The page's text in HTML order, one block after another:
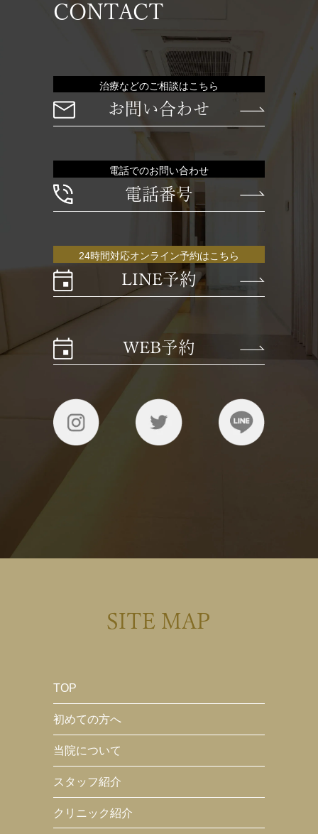
CONTACT
治療などのご相談はこちら
お問い合わせ
電話でのお問い合わせ
電話番号
24時間対応オンライン予約はこちら
LINE予約
WEB予約
SITE MAP
TOP
初めての方へ
当院について
スタッフ紹介
クリニック紹介